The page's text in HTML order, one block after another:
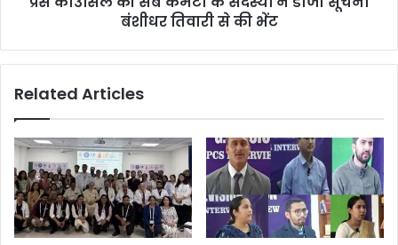
बंशीधर तिवारी से की भेंट
Related Articles